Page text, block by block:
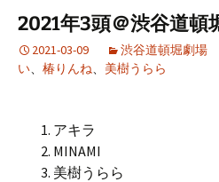
ン
ツ
ス
プ
2021年3頭＠渋谷道頓
2021-03-09 渋谷道頓堀劇場
い、 椿りんね、 美樹うらら
アキラ
MINAMI
美樹うらら